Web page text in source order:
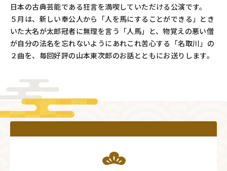
日本の古典芸能である狂言を満喫していただける公演です。
５月は、新しい奉公人から「人を馬にすることができる」とき
いた大名が太郎冠者に無理を言う「人馬」と、物覚えの悪い僧
が自分の法名を忘れないようにあれこれ苦心する「名取川」の
２曲を、毎回好評の山本東次郎のお話とともにお送りします。